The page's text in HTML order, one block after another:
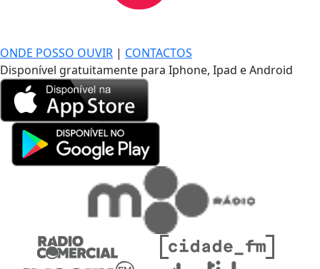
ONDE POSSO OUVIR | CONTACTOS
Disponível gratuitamente para Iphone, Ipad e Android